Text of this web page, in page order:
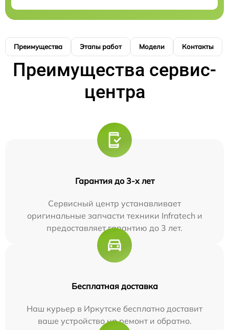
Преимущества Этапы работ Модели Контакты
Преимущества сервис-
центра
Гарантия до 3-х лет
Сервисный центр устанавливает
оригинальные запчасти техники Infratech и
предоставляет гарантию до 3 лет.
Бесплатная доставка
Наш курьер в Иркутске бесплатно доставит
ваше устройство на ремонт и обратно.